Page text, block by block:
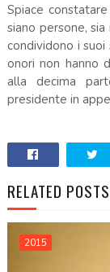
Spiace
siano persone,
condividono i
onori non hanno
alla decima
presidente in
RELATED POSTS
2015